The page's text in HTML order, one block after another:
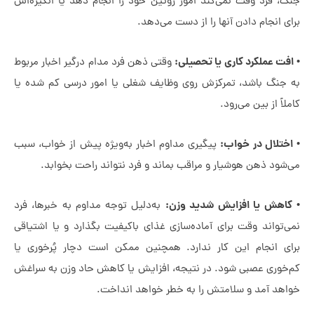
انجام دادن آنها را از دست می‌دهد.
عملکرد کاری یا تحصیلی:وقتی ذهن فرد مدام درگیر اخبار مربوط
جنگ باشد، تمرکزش روی وظایف شغلی یا امور درسی کم شده یا
از بین می‌رود.
در خواب:پیگیری مداوم اخبار به‌ویژه پیش از خواب، سبب
ذهن هوشیار و مراقب بماند و فرد نتواند راحت بخوابد.
یا افزایش شدید وزن: به‌دلیل توجه مداوم به خبرها، فرد
وقت برای آماده‌سازی غذای باکیفیت بگذارد و یا اشتیاقی
انجام این کار ندارد. همچنین ممکن است دچار پُرخوری یا
عصبی شود. در نتیجه، افزایش یا کاهش حاد وزن به سراغش
آمد و سلامتش را به خطر خواهد انداخت.